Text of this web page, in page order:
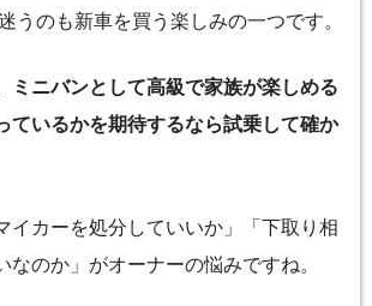
うのも新車を買う楽しみの一つです。
ミニバンとして高級で家族が楽しめる
ているかを期待するなら試乗して確か
イカーを処分していいか」「下取り相
なのか」がオーナーの悩みですね。